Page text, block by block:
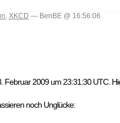
XKCD — BenBE @ 16:56:06
2009 um 23:31:30 UTC.
noch Unglücke: